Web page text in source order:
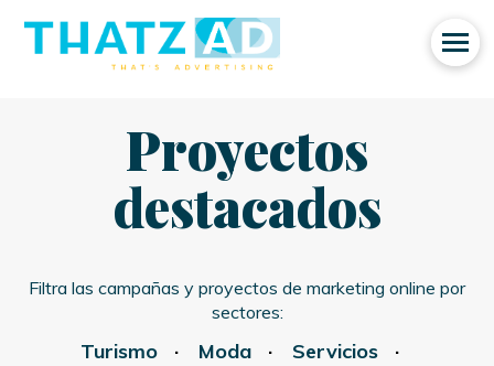
Proyectos
destacados
Filtra las campañas y proyectos de marketing online por
sectores:
Turismo Moda
Servicios